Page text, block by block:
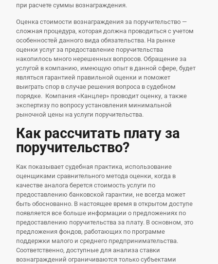
при расчете суммы вознаграждения.
Оценка стоимости вознаграждения за поручительство —
сложная процедура, которая должна проводиться с учетом
особенностей данного вида обязательства. На рынке
оценки услуг за предоставление поручительства
накопилось много нерешенных вопросов. Обращение за
услугой в компанию, имеющую опыт в данной сфере, будет
являться гарантией правильной оценки и поможет
выиграть спор в случае решения вопроса в судебном
порядке. Компания «Канцлер» проводит оценку, а также
экспертизу по вопросу установления минимальной
рыночной цены на услуги поручительства.
Как рассчитать плату за
поручительство?
Как показывает судебная практика, использование
оценщиками сравнительного метода оценки, когда в
качестве аналога берется стоимость услуги по
предоставлению банковской гарантии, не всегда может
быть обоснованно. В настоящее время в открытом доступе
появляется все больше информации о предложениях по
предоставлению поручительства за плату. В основном, это
предложения фондов, работающих по программе
поддержки малого и среднего предпринимательства.
Соответственно, доступные для анализа ставки
вознаграждений ограничиваются только субъектами